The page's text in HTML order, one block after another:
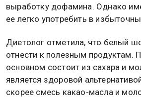
выработку дофамина. Однако
ее легко употребить в
Диетолог отметила, что белый
отнести к полезным продуктам.
основном состоит из сахара и
является здоровой
скорее смесь какао-масла и